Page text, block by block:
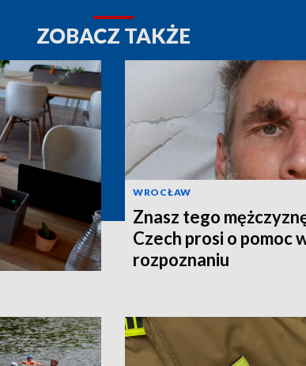
ZOBACZ TAKŻE
WROCŁAW
Znasz tego
Czech prosi o pomoc
rozpoznaniu